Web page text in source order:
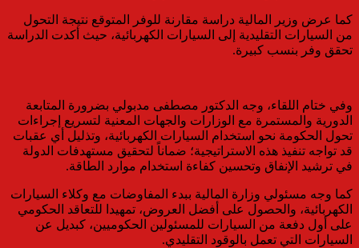
كما عرض وزير المالية دراسة مقارنة للوفر المتوقع نتيجة التحول
من السيارات التقليدية إلى السيارات الكهربائية، حيث أكدت الدراسة
تحقق وفر بنسب كبيرة.
وفي ختام اللقاء، وجه الدكتور مصطفى مدبولي بضرورة المتابعة
الدورية والمستمرة مع الوزارات والجهات المعنية لتسريع إجراءات
تحول الحكومة نحو استخدام السيارات الكهربائية، وتذليل أي عقبات
قد تواجه تنفيذ هذه الاستراتيجية؛ ضماناً لتحقيق مستهدفات الدولة
في ترشيد الإنفاق وتحسين كفاءة استخدام موارد الطاقة.
كما وجه مسئولي وزارة المالية ببدء المفاوضات مع وكلاء السيارات
الكهربائية، والحصول على أفضل العروض، تمهيدا للتعاقد الحكومي
على أول دفعة من السيارات للمسئولين الحكوميين، كبديل عن
السيارات التي تعمل بالوقود التقليدي.